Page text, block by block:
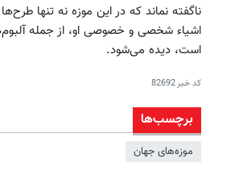
ناگفته نماند که در این موزه نه تنها
اشیاء شخصی و خصوصی او، از جمله
است، دیده می‌شود.
کد خبر82692
برچسب‌ها
موزه‌های جهان